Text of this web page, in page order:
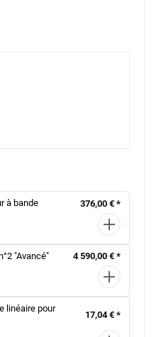
à bande 376,00 € *
"Avancé" 4 590,00 € *
linéaire pour
17,04 € *